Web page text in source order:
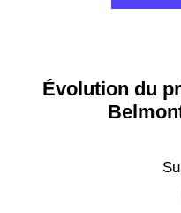
Évolution du